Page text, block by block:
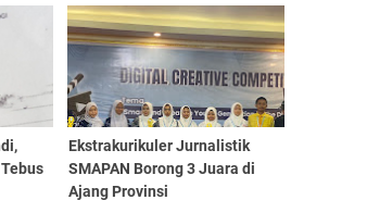
Ekstrakurikuler Jurnalistik
SMAPAN Borong 3 Juara di
Ajang Provinsi